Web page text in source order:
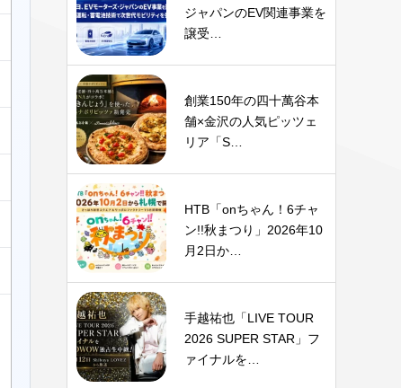
ジャパンのEV関連事業を
譲受…
創業150年の四十萬谷本
舗×金沢の人気ピッツェ
リア「S…
HTB「onちゃん！6チャ
ン!!秋まつり」2026年10
月2日か…
手越祐也「LIVE TOUR
2026 SUPER STAR」フ
ァイナルを…